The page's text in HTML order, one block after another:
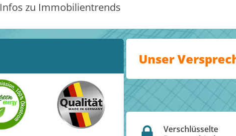
Infos zu Immobilientrends
Unser
Verschlüsselte